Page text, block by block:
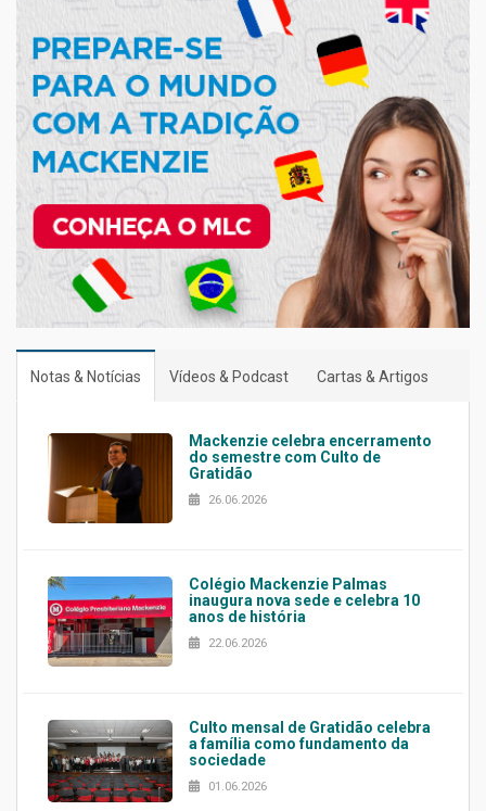
Notas & Notícias Vídeos & Podcast Cartas & Artigos
Mackenzie celebra encerramento
do semestre com Culto de
Gratidão
26.06.2026
Colégio Mackenzie Palmas
inaugura nova sede e celebra 10
anos de história
22.06.2026
Culto mensal de Gratidão celebra
a família como fundamento da
sociedade
01.06.2026